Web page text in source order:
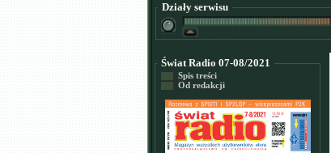
Działy serwisu
Świat Radio 07-08/2021
Spis treści
Od redakcji